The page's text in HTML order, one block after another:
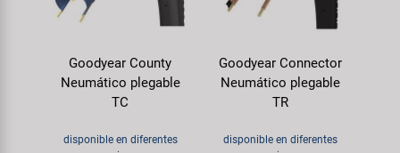
Goodyear County
Neumático plegable
TC
disponible en diferentes
Goodyear Connector
Neumático plegable
TR
disponible en diferentes